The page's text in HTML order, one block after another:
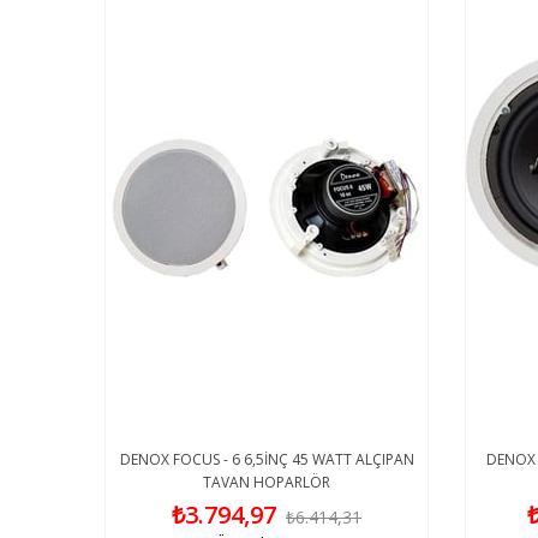
DENOX FOCUS - 6 6,5İNÇ 45 WATT ALÇIPAN
TAVAN HOPARLÖR
₺3.794,97 ₺6.414,31